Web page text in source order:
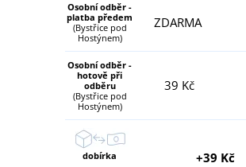
Osobní odběr -
platba předem
(Bystřice pod
Hostýnem)
ZDARMA
Osobní odběr -
hotově při
odběru
(Bystřice pod
Hostýnem)
39 Kč
dobírka +39 Kč